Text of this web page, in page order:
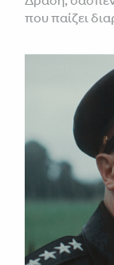
που παίζει